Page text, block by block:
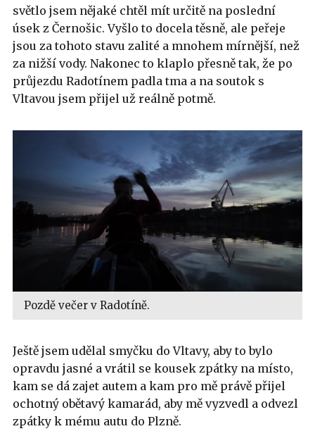
světlo jsem nějaké chtěl mít určitě na poslední
úsek z Černošic. Vyšlo to docela těsně, ale peřeje
jsou za tohoto stavu zalité a mnohem mírnější, než
za nižší vody. Nakonec to klaplo přesně tak, že po
průjezdu Radotínem padla tma a na soutok s
Vltavou jsem přijel už reálně potmě.
Pozdě večer v Radotíně.
Ještě jsem udělal smyčku do Vltavy, aby to bylo
opravdu jasné a vrátil se kousek zpátky na místo,
kam se dá zajet autem a kam pro mě právě přijel
ochotný obětavý kamarád, aby mě vyzvedl a odvezl
zpátky k mému autu do Plzně.